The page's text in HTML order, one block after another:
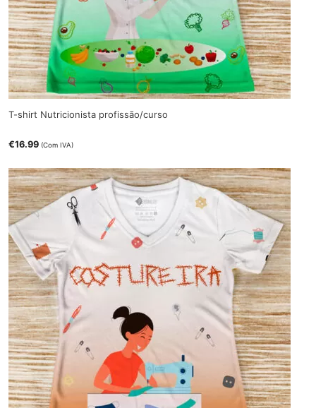
T-shirt Nutricionista profissão/curso
€16.99 (Com IVA)